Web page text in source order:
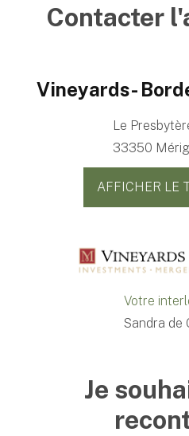
Contacter
Vineyards-
Le
33350
AFFICHER LE
Votre
Sandra de
Je